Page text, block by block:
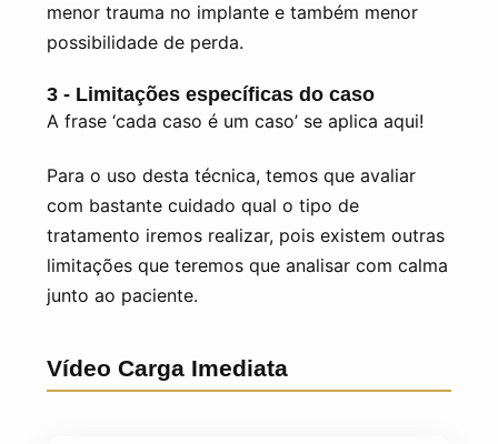
menor trauma no implante e também menor
possibilidade de perda.
3 - Limitações específicas do caso
A frase ‘cada caso é um caso’ se aplica aqui!
Para o uso desta técnica, temos que avaliar
com bastante cuidado qual o tipo de
tratamento iremos realizar, pois existem outras
limitações que teremos que analisar com calma
junto ao paciente.
Vídeo Carga Imediata